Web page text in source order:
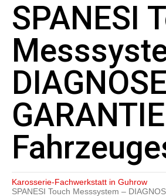
SPANESI
Karosserie-Fachwerkstatt in Guhrow
SPANESI Touch Messsystem –